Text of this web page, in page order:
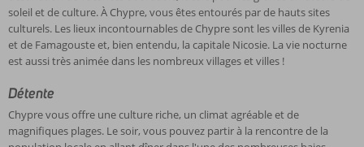
sites
et
les
choses
voir
et
à
abordable,
idéale
pour
les
amateurs
soleil
et
magnifiques
plages.
Le
soir,
pouvez
à
la
sur
l'île
un
climat
agréable,
des
étés
Langue
L'île
Chypre
scindée
en
Hôtels
et
soleil et de culture. À Chypre, vous êtes entourés par de hauts sites
culturels. Les lieux incontournables de Chypre sont les villes de Kyrenia
et de Famagouste et, bien entendu, la capitale Nicosie. La vie nocturne
est aussi très animée dans les nombreux villages et villes !
Détente
Chypre vous offre une culture riche, un climat agréable et de
magnifiques plages. Le soir, vous pouvez partir à la rencontre de la